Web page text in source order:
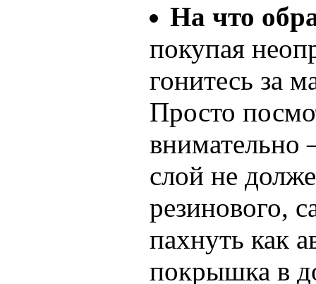
На что
покупая
гонитесь за
Просто
внимательно
слой не
резинового,
пахнуть как
покрышка в